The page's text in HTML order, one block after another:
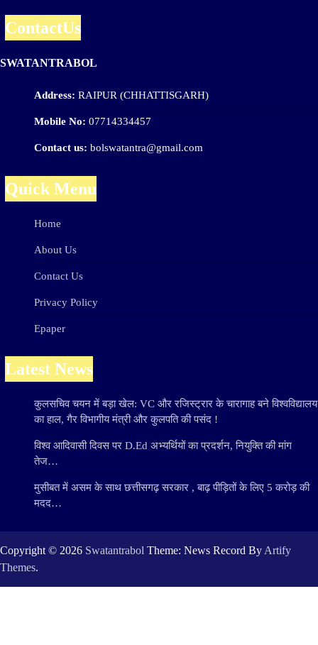
ContactUs
SWATANTRABOL
Address: RAIPUR (CHHATTISGARH)
Mobile No: 07714334457
Contact us: bolswatantra@gmail.com
Quick Menu
Home
About Us
Contact Us
Privacy Policy
Epaper
Latest News
कुलसचिव चयन में बड़ा खेल: VC और रजिस्ट्रार के चारागाह बने विश्वविद्यालय
का हाल, गैर विभागीय मंत्री और कुलपति की पसंद !
विश्व आदिवासी दिवस पर D.Ed अभ्यर्थियों का प्रदर्शन, नियुक्ति की मांग
तेज…
मुसीबत में असम के साथ छत्तीसगढ़ सरकार , बाढ़ पीड़ितों के लिए 5 करोड़ की
मदद…
Copyright © 2026 Swatantrabol Theme: News Record By Artify
Themes.